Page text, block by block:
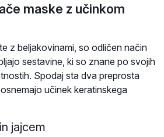
maske z učinkom
z beljakovinami, so odličen način
sestavine, ki so znane po svojih
Spodaj sta dva preprosta
učinek keratinskega
jajcem